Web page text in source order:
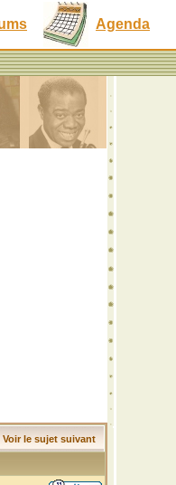
Agenda
Voir le sujet suivant